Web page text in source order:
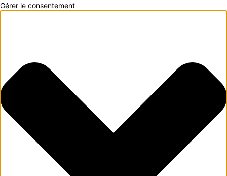
Gérer le consentement